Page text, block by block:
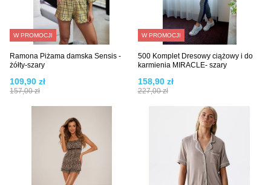
W PROMOCJI
Ramona Piżama damska Sensis -
żółty-szary
157,00 zł
109,90 zł
W PROMOCJI
500 Komplet Dresowy ciążowy i do
karmienia MIRACLE- szary
227,00 zł
158,90 zł